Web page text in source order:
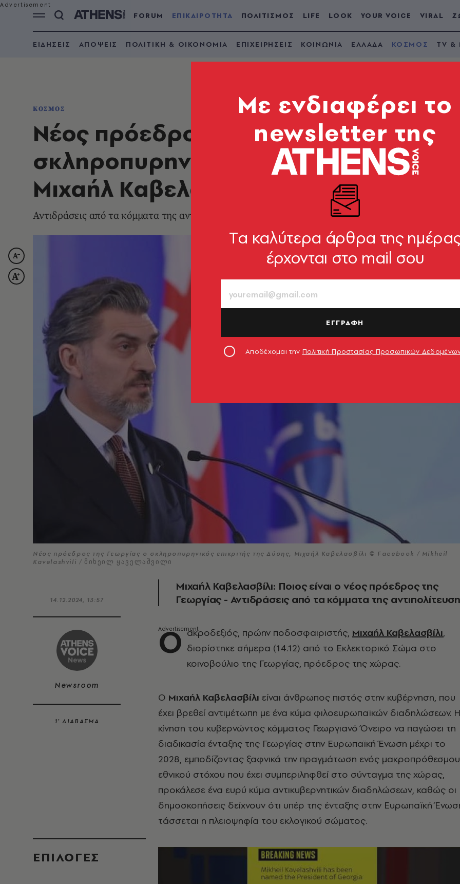
FORUM ΕΠΙΚΑΙΡΟΤΗΤΑ ΠΟΛΙΤΙΣΜΟΣ LIFE LOOK YOUR VOICE VIRAL
ΕΙΔΗΣΕΙΣ ΑΠΟΨΕΙΣ ΠΟΛΙΤΙΚΗ & ΟΙΚΟΝΟΜΙΑ ΕΠΙΧΕΙΡΗΣΕΙΣ ΚΟΙΝΩΝΙΑ ΕΛΛΑΔΑ ΚΟΣΜΟΣ TV &
ΚΟΣΜΟΣ
Νέος πρόεδρος της Γεωργίας ο
σκληροπυρηνικός επικριτής της
Μιχαήλ Καβελασβίλι
Αντιδράσεις από τα κόμματα της αντιπολίτευσης
Νέος πρόεδρος της Γεωργίας ο σκληροπυρηνικός επικριτής της Δύσης, Μιχαήλ Καβελασβίλι © Facebook / Mikheil
Kavelashvili / მიხეილ ყაველაშვილი
14.12.2024, 13:57
Newsroom
1’ ΔΙΑΒΑΣΜΑ
EΠΙΛΟΓΈΣ
Μιχαήλ Καβελασβίλι: Ποιος είναι ο νέος πρόεδρος της
Γεωργίας - Αντιδράσεις από τα κόμματα της
Ο ακροδεξιός, πρώην ποδοσφαιριστής, Μιχαήλ Καβελασβίλι,
διορίστηκε σήμερα (14.12) από το Εκλεκτορικό Σώμα στο
κοινοβούλιο της Γεωργίας, πρόεδρος της χώρας.
Ο Μιχαήλ Καβελασβίλι είναι άνθρωπος πιστός στην κυβέρνηση, που
έχει βρεθεί αντιμέτωπη με ένα κύμα φιλοευρωπαϊκών διαδηλώσεων. Η
κίνηση του κυβερνώντος κόμματος Γεωργιανό Όνειρο να παγώσει τη
διαδικασία ένταξης της Γεωργίας στην Ευρωπαϊκή Ένωση μέχρι το
2028, εμποδίζοντας ξαφνικά την πραγμάτωση ενός μακροπρόθεσμου
εθνικού στόχου που έχει συμπεριληφθεί στο σύνταγμα της χώρας,
προκάλεσε ένα ευρύ κύμα αντικυβερνητικών διαδηλώσεων, καθώς οι
δημοσκοπήσεις δείχνουν ότι υπέρ της ένταξης στην Ευρωπαϊκή
τάσσεται η πλειοψηφία του εκλογικού σώματος.
Mε ενδιαφέρει το
newsletter της
Tα καλύτερα άρθρα της
έρχονται στο mail σου
ΕΓΓΡΑΦΗ
Αποδέχομαι την Πολιτική Προστασίας Προσωπικών